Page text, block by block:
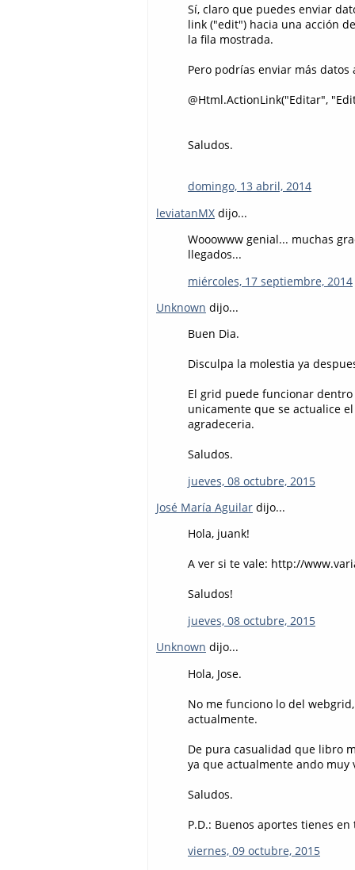
Sí, claro que puedes enviar
link ("edit") hacia una acción
la fila mostrada.
Pero podrías enviar más
@Html.ActionLink("Editar",
Saludos.
domingo, 13 abril, 2014
leviatanMX dijo...
Wooowww genial... muchas
llegados...
miércoles, 17 septiembre, 2014
Unknown dijo...
Buen Dia.
Disculpa la molestia ya
El grid puede funcionar
unicamente que se actualice
agradeceria.
Saludos.
jueves, 08 octubre, 2015
José María Aguilar dijo...
Hola, juank!
A ver si te vale: http://
Saludos!
jueves, 08 octubre, 2015
Unknown dijo...
Hola, Jose.
No me funciono lo del
actualmente.
De pura casualidad que libro
ya que actualmente ando muy
Saludos.
P.D.: Buenos aportes tienes
viernes, 09 octubre, 2015